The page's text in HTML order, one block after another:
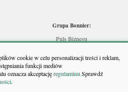
cookie w celu personalizacji treści i reklam,
funkcji mediów
oznacza akceptacjęregulaminu.Sprawdź
.
Grupa Bonnier:
Puls Biznesu
Puls Medycyny
Monitor Firm